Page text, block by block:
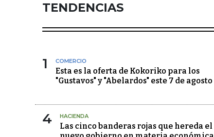
TENDENCIAS
1 COMERCIO
Esta es la oferta de Kokoriko para los
"Gustavos" y "Abelardos" este 7 de agosto
4 HACIENDA
Las cinco banderas rojas que hereda el